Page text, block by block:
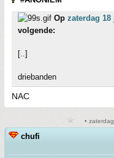
Op zaterdag 18
volgende:
[..]
driebanden
NAC
•
chufi